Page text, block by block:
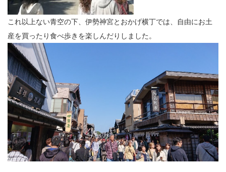
これ以上ない青空の下、伊勢神宮とおかげ横丁では、自由にお土
産を買ったり食べ歩きを楽しんだりしました。